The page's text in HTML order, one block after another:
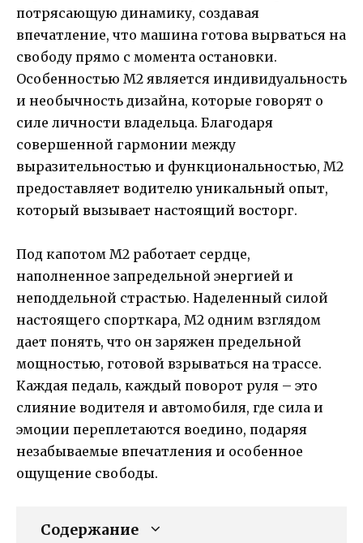
потрясающую динамику, создавая
впечатление, что машина готова вырваться на
свободу прямо с момента остановки.
Особенностью M2 является индивидуальность
и необычность дизайна, которые говорят о
силе личности владельца. Благодаря
совершенной гармонии между
выразительностью и функциональностью, M2
предоставляет водителю уникальный опыт,
который вызывает настоящий восторг.
Под капотом M2 работает сердце,
наполненное запредельной энергией и
неподдельной страстью. Наделенный силой
настоящего спорткара, M2 одним взглядом
дает понять, что он заряжен предельной
мощностью, готовой взрываться на трассе.
Каждая педаль, каждый поворот руля – это
слияние водителя и автомобиля, где сила и
эмоции переплетаются воедино, подаряя
незабываемые впечатления и особенное
ощущение свободы.
Содержание